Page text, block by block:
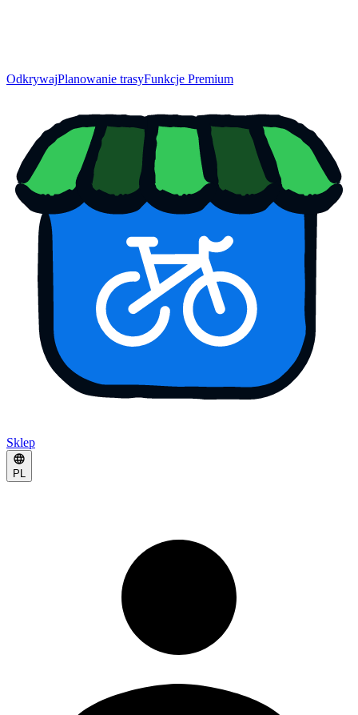
OdkrywajPlanowanie trasyFunkcje Premium
Sklep
PL